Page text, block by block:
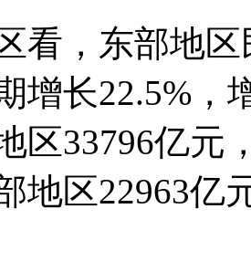
，东部地区
增长22.5%，
区33796亿元
地区22963亿